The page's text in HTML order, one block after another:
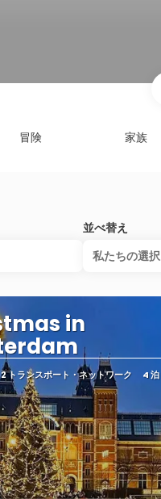
冒険 家族
並べ替え
私たちの選択
in
2 トランスポート・ネットワーク 4 泊